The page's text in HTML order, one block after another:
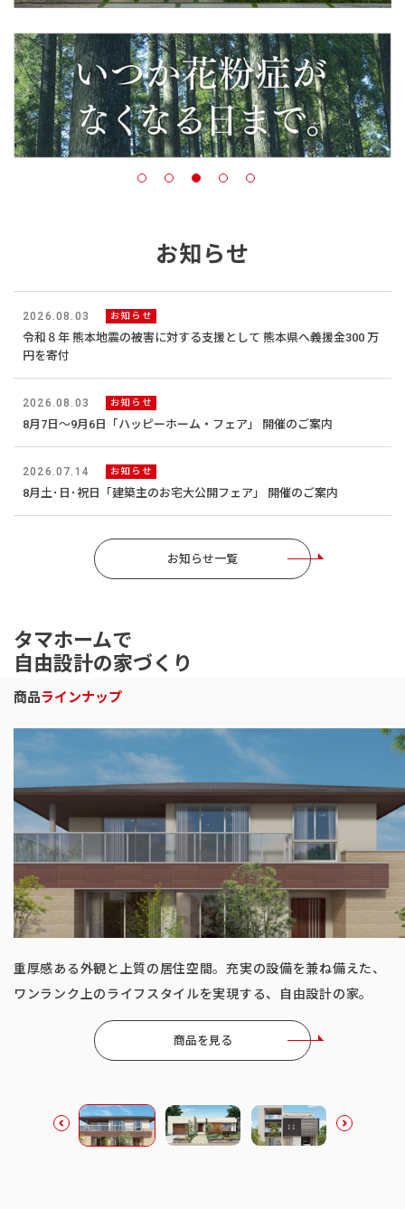
お知らせ
2026.08.03 お知らせ
令和８年 熊本地震の被害に対する支援として 熊本県へ義援金300 万
円を寄付
2026.08.03 お知らせ
8月7日～9月6日「ハッピーホーム・フェア」 開催のご案内
2026.07.14 お知らせ
8月土･日･祝日「建築主のお宅大公開フェア」 開催のご案内
お知らせ一覧
タマホームで
自由設計の家づくり
商品ラインナップ
ベストセラー商品
重厚感ある外観と上質の居住空間。充実の設備を兼ね備えた、
ワンランク上のライフスタイルを実現する、自由設計の家。
商品を見る
ご家族の気配をいつも身近に感じられる、ワンフロアの住ま
い。楽器の演奏など趣味にも活かせるインナーガレージ付き。
商品を見る